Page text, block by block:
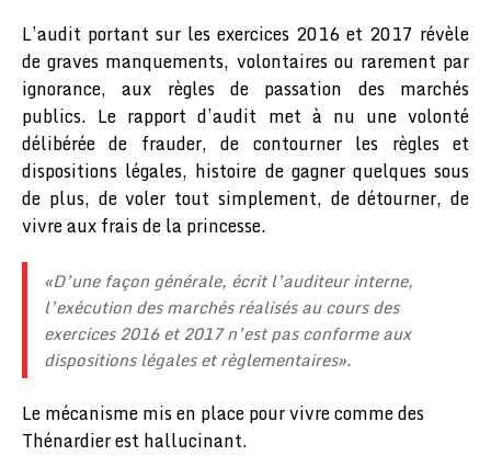
L’audit portant sur les exercices 2016 et 2017 révèle
de graves manquements, volontaires ou rarement par
ignorance, aux règles de passation des marchés
publics. Le rapport d’audit met à nu une volonté
délibérée de frauder, de contourner les règles et
dispositions légales, histoire de gagner quelques sous
de plus, de voler tout simplement, de détourner, de
vivre aux frais de la princesse.
«D’une façon générale, écrit l’auditeur interne,
l’exécution des marchés réalisés au cours des
exercices 2016 et 2017 n’est pas conforme aux
dispositions légales et règlementaires».
Le mécanisme mis en place pour vivre comme des
Thénardier est hallucinant.